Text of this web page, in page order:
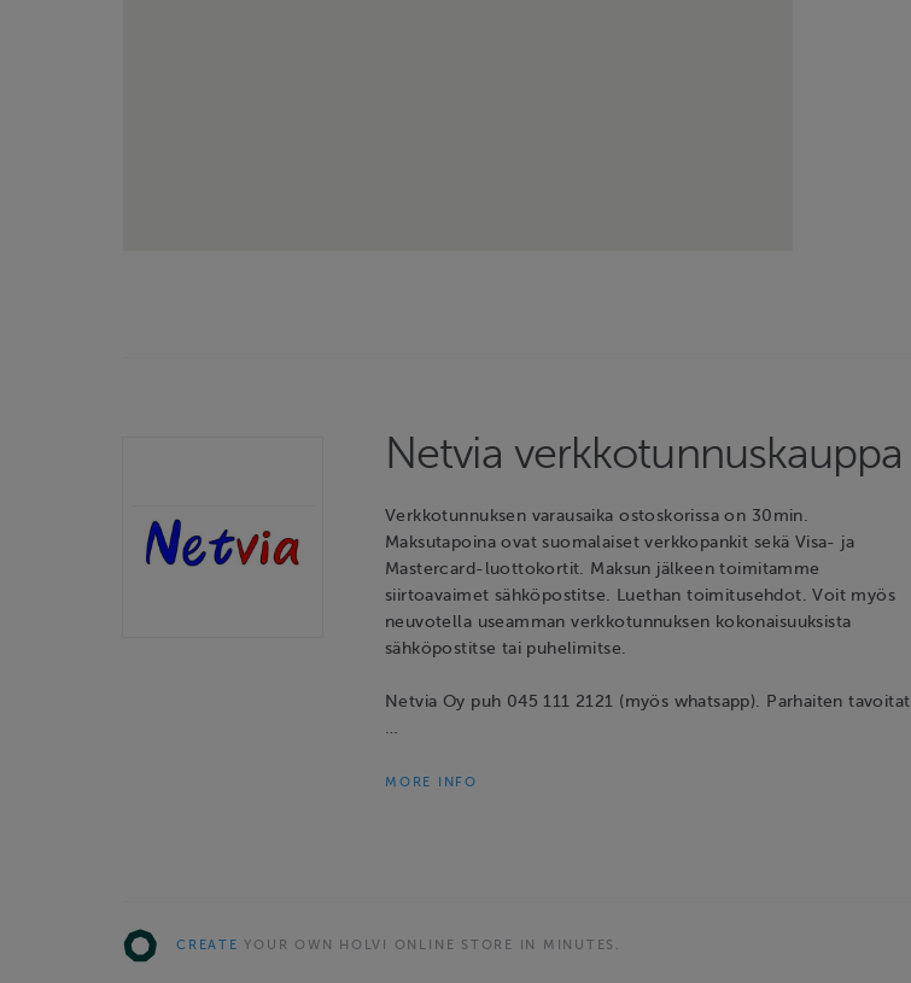
Netvia verkkotunnuskauppa
Verkkotunnuksen varausaika ostoskorissa on 30min.
Maksutapoina ovat suomalaiset verkkopankit sekä Visa- ja
Mastercard-luottokortit. Maksun jälkeen toimitamme
siirtoavaimet sähköpostitse. Luethan toimitusehdot. Voit myös
neuvotella useamman verkkotunnuksen kokonaisuuksista
sähköpostitse tai puhelimitse.
Netvia Oy puh 045 111 2121 (myös whatsapp). Parhaiten tavoitat
…
MORE INFO
CREATE YOUR OWN HOLVI ONLINE STORE IN MINUTES.